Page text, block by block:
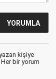
kişiye
bir yorum